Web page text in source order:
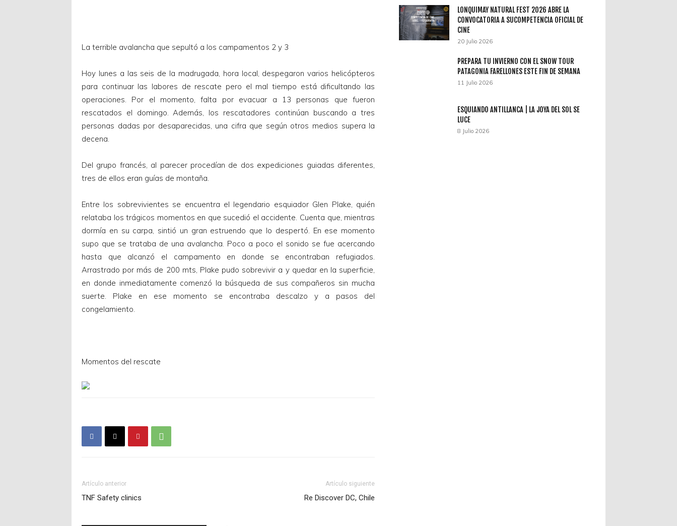
La terrible avalancha que sepultó a los campamentos 2 y 3
Hoy lunes a las seis de la madrugada, hora local, despegaron varios helicópteros
para continuar las labores de rescate pero el mal tiempo está dificultando las
operaciones. Por el momento, falta por evacuar a 13 personas que fueron
rescatados el domingo. Además, los rescatadores continúan buscando a tres
personas dadas por desaparecidas, una cifra que según otros medios supera la
decena.
Del grupo francés, al parecer procedían de dos expediciones guiadas diferentes,
tres de ellos eran guías de montaña.
Entre los sobrevivientes se encuentra el legendario esquiador Glen Plake, quién
relataba los trágicos momentos en que sucedió el accidente. Cuenta que, mientras
dormía en su carpa, sintió un gran estruendo que lo despertó. En ese momento
supo que se trataba de una avalancha. Poco a poco el sonido se fue acercando
hasta que alcanzó el campamento en donde se encontraban refugiados.
Arrastrado por más de 200 mts, Plake pudo sobrevivir a y quedar en la superficie,
en donde inmediatamente comenzó la búsqueda de sus compañeros sin mucha
suerte. Plake en ese momento se encontraba descalzo y a pasos del
congelamiento.
Momentos del rescate
Artículo anterior
TNF Safety clinics
Artículo siguiente
Re Discover DC, Chile
LONQUIMAY NATURAL FEST 2026 ABRE LA
CONVOCATORIA A SUCOMPETENCIA OFICIAL DE
CINE
20 Julio 2026
PREPARA TU INVIERNO CON EL SNOW TOUR
PATAGONIA FARELLONES ESTE FIN DE SEMANA
11 Julio 2026
ESQUIANDO ANTILLANCA | LA JOYA DEL SOL SE
LUCE
8 Julio 2026